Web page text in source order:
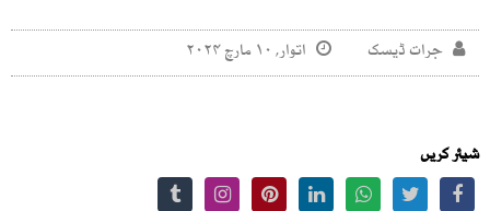
جرات ڈیسک اتوار, ۱۰ مارچ ۲۰۲۴
شیئر کریں